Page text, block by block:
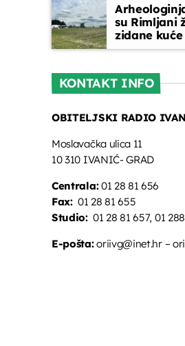
su Rimljani
zidane
oslikanim
KONTAKT INFO
OBITELJSKI RADIO
Moslavačka ulica 11
10 310 IVANIĆ- GRAD
Centrala:01 28 81 656
Fax:01 28 81 655
Studio:01 28 81 657, 01
E-pošta:oriivg@inet.hr –